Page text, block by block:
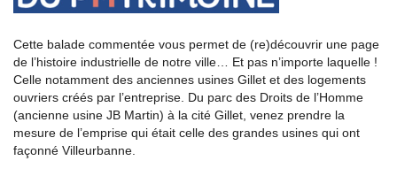
Cette balade commentée vous permet de (re)découvrir une page
de l’histoire industrielle de notre ville… Et pas n’importe laquelle !
Celle notamment des anciennes usines Gillet et des logements
ouvriers créés par l’entreprise. Du parc des Droits de l’Homme
(ancienne usine JB Martin) à la cité Gillet, venez prendre la
mesure de l’emprise qui était celle des grandes usines qui ont
façonné Villeurbanne.